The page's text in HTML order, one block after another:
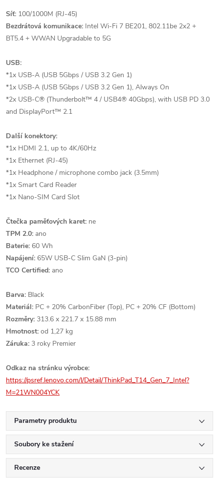
Síť: 100/1000M (RJ-45)
Bezdrátová komunikace: Intel Wi-Fi 7 BE201, 802.11be 2x2 +
BT5.4 + WWAN Upgradable to 5G
USB:
*1x USB-A (USB 5Gbps / USB 3.2 Gen 1)
*1x USB-A (USB 5Gbps / USB 3.2 Gen 1), Always On
*2x USB-C® (Thunderbolt™ 4 / USB4® 40Gbps), with USB PD 3.0
and DisplayPort™ 2.1
Další konektory:
*1x HDMI 2.1, up to 4K/60Hz
*1x Ethernet (RJ-45)
*1x Headphone / microphone combo jack (3.5mm)
*1x Smart Card Reader
*1x Nano-SIM Card Slot
Čtečka paměťových karet: ne
TPM 2.0: ano
Baterie: 60 Wh
Napájení: 65W USB-C Slim GaN (3-pin)
TCO Certified: ano
Barva: Black
Materiál: PC + 20% CarbonFiber (Top), PC + 20% CF (Bottom)
Rozměry: 313.6 x 221.7 x 15.88 mm
Hmotnost: od 1,27 kg
Záruka: 3 roky Premier
Odkaz na stránku výrobce:
https://psref.lenovo.com/l/Detail/ThinkPad_T14_Gen_7_Intel?
M=21WN004YCK
Parametry produktu
Soubory ke stažení
Recenze